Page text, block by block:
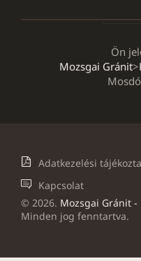
Ön
Mozsgai Gránit>
Adatkezelési
Kapcsolat
© 2026. Mozsgai Gránit
Minden jog fenntartva.